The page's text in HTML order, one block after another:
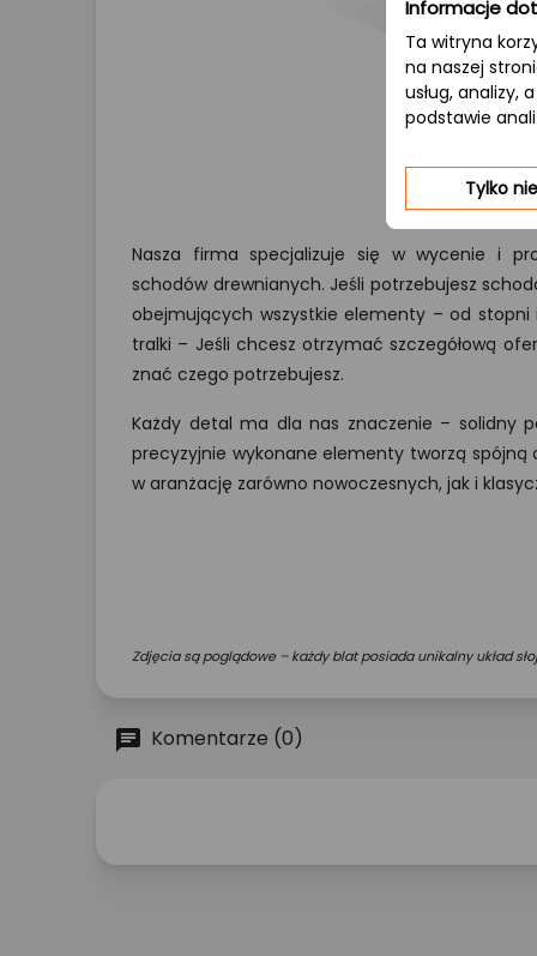
Nasza firma specjalizuje się w wycenie i
schodów drewnianych. Jeśli potrzebujesz
obejmujących wszystkie elementy – od stopni
tralki – Jeśli chcesz otrzymać szczegółową
znać czego potrzebujesz.
Każdy detal ma dla nas znaczenie – solidny
precyzyjnie wykonane elementy tworzą spójną
w aranżację zarówno nowoczesnych, jak i
Zdjęcia są poglądowe – każdy blat posiada unikalny układ
Komentarze (0)
Informacje
Ta witryna
na naszej
usług, analizy,
podstawie
Tylko